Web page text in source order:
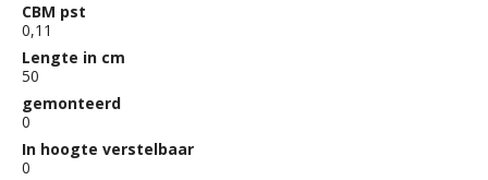
CBM pst
0,11
Lengte in cm
50
gemonteerd
0
In hoogte verstelbaar
0